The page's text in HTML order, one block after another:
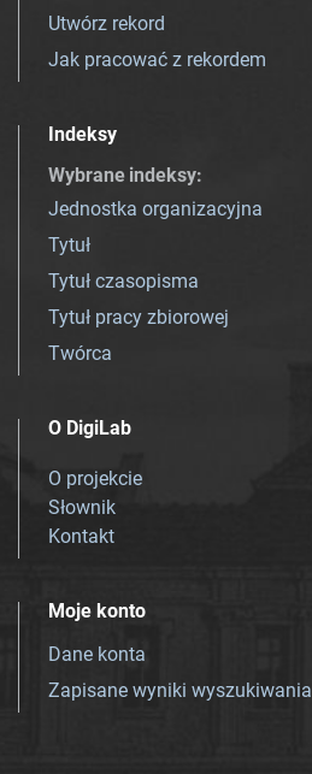
Utwórz rekord
Jak pracować z rekordem
Indeksy
Wybrane indeksy:
Jednostka organizacyjna
Tytuł
Tytuł czasopisma
Tytuł pracy zbiorowej
Twórca
O DigiLab
O projekcie
Słownik
Kontakt
Moje konto
Dane konta
Zapisane wyniki wyszukiwania